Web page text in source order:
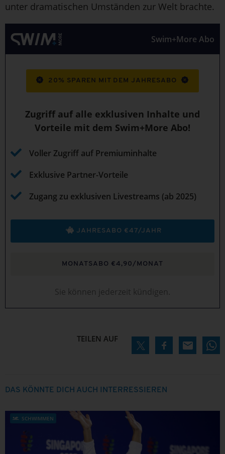
unter dramatischen Umständen zur Welt brachte.
Swim+More Abo
20% SPAREN MIT DEM JAHRESABO
Zugriff auf alle exklusiven Inhalte und
Vorteile mit dem Swim+More Abo!
Voller Zugriff auf Premiuminhalte
Exklusive Partner-Vorteile
Zugang zu exklusiven Livestreams (ab 2025)
MONATSABO €4,90/MONAT
JAHRESABO €47/JAHR
Sie können jederzeit kündigen.
TEILEN AUF
DAS KÖNNTE DICH AUCH INTERRESSIEREN
SCHWIMMEN